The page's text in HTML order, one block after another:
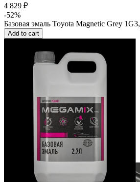
4 829 ₽
-52%
Базовая эмаль Toyota Magnetic Grey
Add to cart